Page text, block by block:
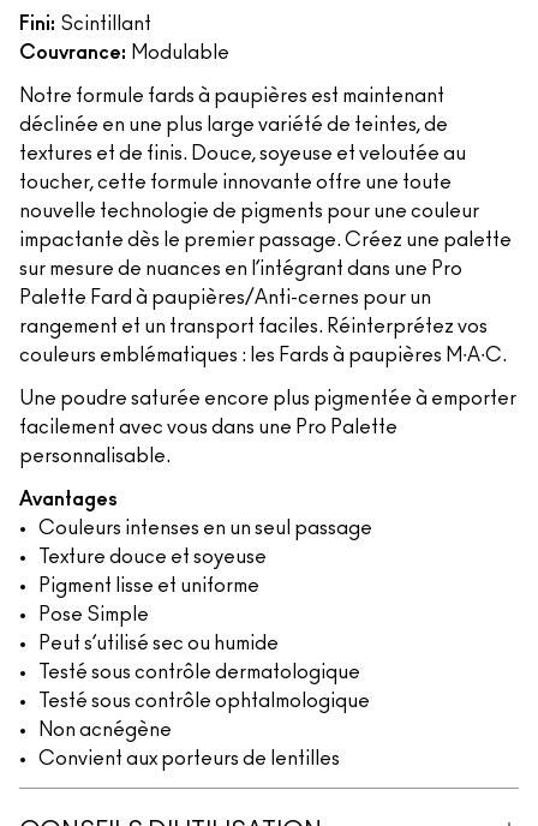
Fini: Scintillant
Couvrance: Modulable
Notre formule fards à paupières est maintenant
déclinée en une plus large variété de teintes, de
textures et de finis. Douce, soyeuse et veloutée au
toucher, cette formule innovante offre une toute
nouvelle technologie de pigments pour une couleur
impactante dès le premier passage. Créez une palette
sur mesure de nuances en l’intégrant dans une Pro
Palette Fard à paupières/Anti-cernes pour un
rangement et un transport faciles. Réinterprétez vos
couleurs emblématiques : les Fards à paupières M∙A∙C.
Une poudre saturée encore plus pigmentée à emporter
facilement avec vous dans une Pro Palette
personnalisable.
Avantages
Couleurs intenses en un seul passage
Texture douce et soyeuse
Pigment lisse et uniforme
Pose Simple
Peut s’utilisé sec ou humide
Testé sous contrôle dermatologique
Testé sous contrôle ophtalmologique
Non acnégène
Convient aux porteurs de lentilles